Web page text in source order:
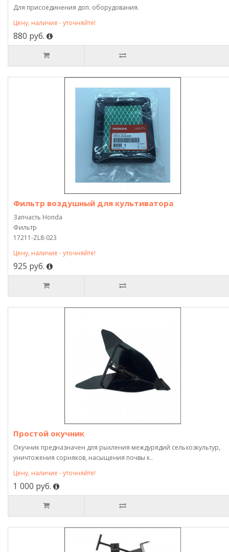
Для присоединения доп. оборудования.
Цену, наличие - уточняйте!
880 руб.
Фильтр воздушный для культиватора
Запчасть Honda
Фильтр
17211-ZL8-023
Цену, наличие - уточняйте!
925 руб.
Простой окучник
Окучник предназначен для рыхления междурядий сельхозкультур,
уничтожения сорняков, насыщения почвы к..
Цену, наличие - уточняйте!
1 000 руб.